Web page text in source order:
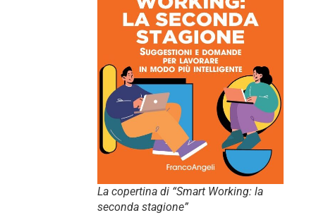
La copertina di “Smart Working: la
seconda stagione”